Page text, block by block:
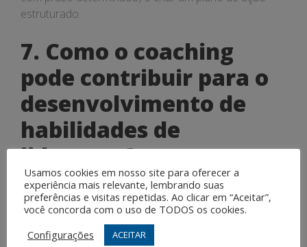
estruturado.
7. Como o coaching
pode contribuir para o
desenvolvimento de
habilidades de
liderança?
O coaching empresarial contribui para o
desenvolvimento de habilidades de liderança por meio
de feedback personalizado, exercícios práticos,
simulações de situações desafiadoras e reflexões
Usamos cookies em nosso site para oferecer a
experiência mais relevante, lembrando suas
preferências e visitas repetidas. Ao clicar em “Aceitar”,
você concorda com o uso de TODOS os cookies.
Configurações
ACEITAR